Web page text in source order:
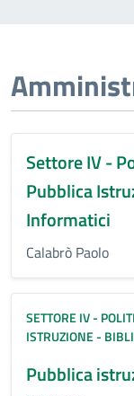
Settore IV -
Pubblica
Informatici
Calabrò Paolo
SETTORE IV -
ISTRUZIONE -
Pubblica